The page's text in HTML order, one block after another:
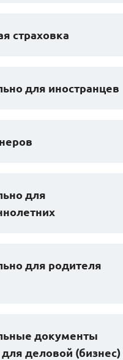
страховка
для иностранцев
для
для родителя
документы
деловой (бизнес)